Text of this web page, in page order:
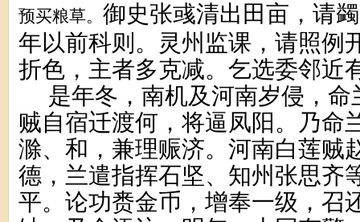
预买粮草。 御史张彧清出田亩，请
年以前科则。灵州监课，请照例
折色，主者多克减。乞选委邻近
是年冬，南机及河南岁侵，
贼自宿迁渡何，将逼凤阳。乃命
滁、和，兼理赈济。河南白莲贼
德，兰遣指挥石坚、知州张思齐
平。论功赉金币，增奉一级，召